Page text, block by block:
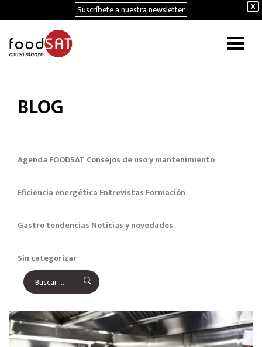
X
Suscríbete a nuestra newsletter
BLOG
Agenda FOODSAT Consejos de uso y mantenimiento
Eficiencia energética Entrevistas Formación
Gastro tendencias Noticias y novedades
Sin categorizar